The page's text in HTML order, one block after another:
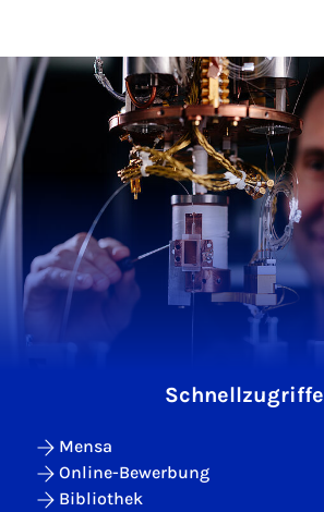
Schnellzugriffe
Mensa
Online-Bewerbung
Bibliothek